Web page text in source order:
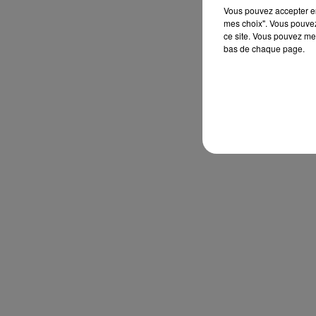
Vous pouvez accepter
mes choix". Vous
ce site. Vous pouvez
bas de chaque page.